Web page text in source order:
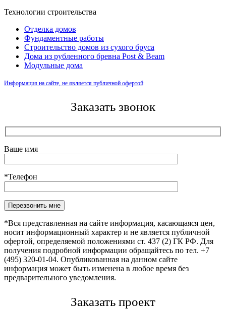
Технологии строительства
Отделка домов
Фундаментные работы
Строительство домов из сухого бруса
Дома из рубленного бревна Post & Beam
Модульные дома
Информация на сайте, не является публичной офертой
Заказать звонок
Ваше имя
*Телефон
Оставьте это поле пустым.
*Вся представленная на сайте информация, касающаяся цен,
носит информационный характер и не является публичной
офертой, определяемой положениями ст. 437 (2) ГК РФ. Для
получения подробной информации обращайтесь по тел. +7
(495) 320-01-04. Опубликованная на данном сайте
информация может быть изменена в любое время без
предварительного уведомления.
Заказать проект